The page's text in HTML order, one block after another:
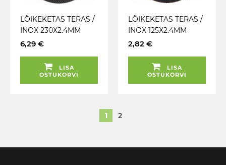
LÕIKEKETAS TERAS /
INOX 230X2.4MM
PFERD
6,29 €
LISA
OSTUKORVI
LÕIKEKETAS TERAS /
INOX 125X2.4MM
PFERD
2,82 €
LISA
OSTUKORVI
1 2